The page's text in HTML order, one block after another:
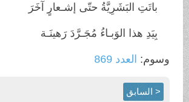
باتَتِ البَشَرِيَّةُ حتّى إشـعارٍ آخَرَ
بِيَدِ هذا الوَبـاءُ مُجَـرَّدَ رَهينَـة
وسوم:العدد 869
< السابق